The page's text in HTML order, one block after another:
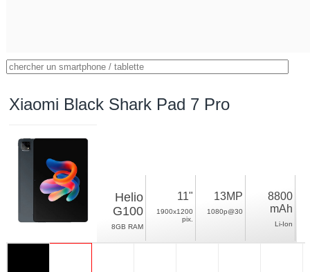
Xiaomi Black Shark Pad 7 Pro
Helio
G100
8GB RAM
11"
1900x1200
pix.
13MP
1080p@30
8800
mAh
Li-Ion